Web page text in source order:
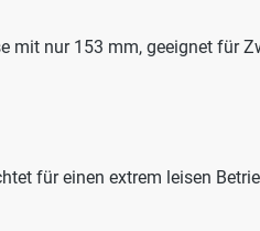
mit nur 153 mm, geeignet für
für einen extrem leisen